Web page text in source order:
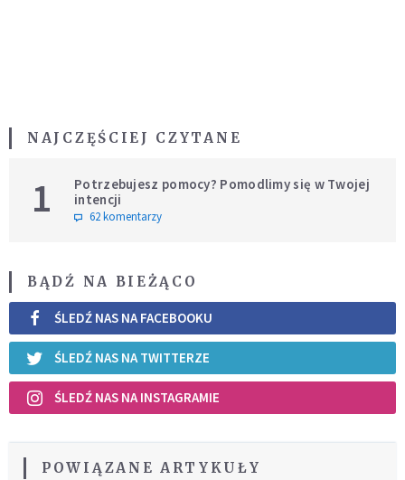
NAJCZĘŚCIEJ CZYTANE
1
Potrzebujesz pomocy? Pomodlimy się w Twojej
intencji
62 komentarzy
BĄDŹ NA BIEŻĄCO
ŚLEDŹ NAS NA FACEBOOKU
ŚLEDŹ NAS NA TWITTERZE
ŚLEDŹ NAS NA INSTAGRAMIE
POWIĄZANE ARTYKUŁY